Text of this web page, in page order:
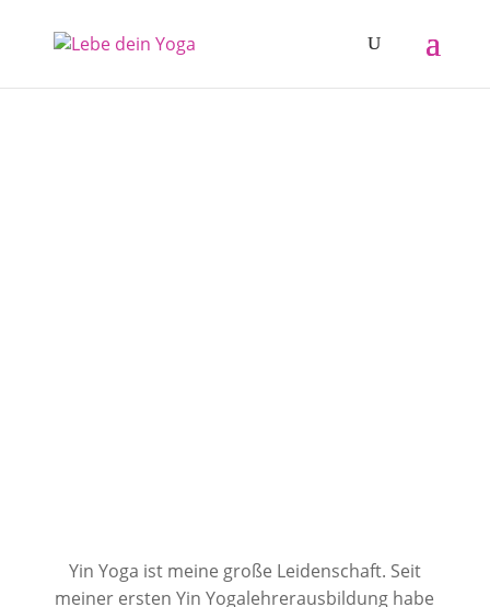
Yin Yoga ist meine große Leidenschaft. Seit
meiner ersten Yin Yogalehrerausbildung habe